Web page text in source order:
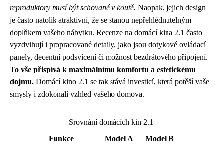
reproduktory musí být schované v koutě. Naopak, jejich design
je často natolik atraktivní, že se stanou nepřehlédnutelným
doplňkem vašeho nábytku. Recenze na domácí kina 2.1 často
vyzdvihují i propracované detaily, jako jsou dotykové ovládací
panely, decentní podsvícení či možnost bezdrátového připojení.
To vše přispívá k maximálnímu komfortu a estetickému
dojmu. Domácí kino 2.1 se tak stává investicí, která potěší vaše
smysly i zdokonalí vzhled vašeho domova.
Srovnání domácích kin 2.1
Funkce
Model A Model B